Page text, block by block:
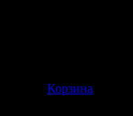
Корзина